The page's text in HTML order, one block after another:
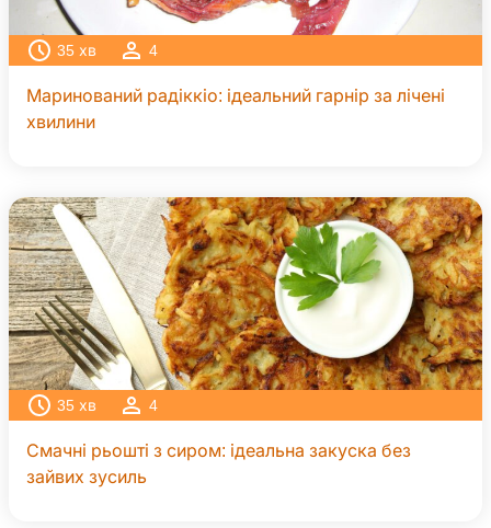
35 хв 4
Маринований радіккіо: ідеальний гарнір за лічені
хвилини
35 хв 4
Смачні рьошті з сиром: ідеальна закуска без
зайвих зусиль